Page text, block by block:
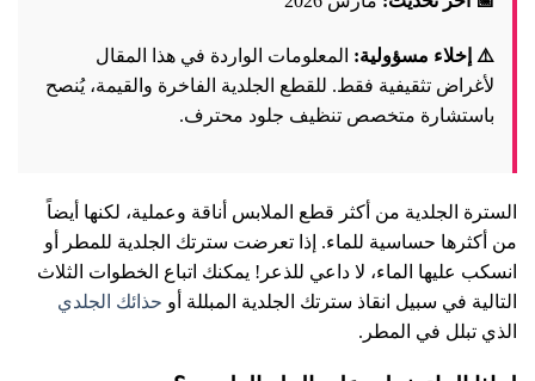
⚠️ إخلاء مسؤولية: المعلومات الواردة في هذا المقال
لأغراض تثقيفية فقط. للقطع الجلدية الفاخرة والقيمة، يُنصح
باستشارة متخصص تنظيف جلود محترف.
السترة الجلدية من أكثر قطع الملابس أناقة وعملية، لكنها أيضاً
من أكثرها حساسية للماء. إذا تعرضت سترتك الجلدية للمطر أو
انسكب عليها الماء، لا داعي للذعر! يمكنك اتباع الخطوات الثلاث
التالية في سبيل انقاذ سترتك الجلدية المبللة أو حذائك الجلدي
الذي تبلل في المطر.